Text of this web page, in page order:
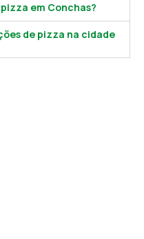
em Conchas?
de pizza na cidade